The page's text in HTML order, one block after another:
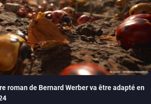
roman de Bernard Werber va être adapté en